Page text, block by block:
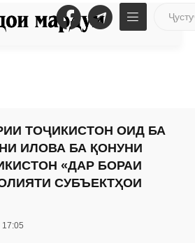
ТОҶИКИСТОН ОИД БА
ИЛОВА БА ҚОНУНИ
«ДАР БОРАИ
СУБЪЕКТҲОИ